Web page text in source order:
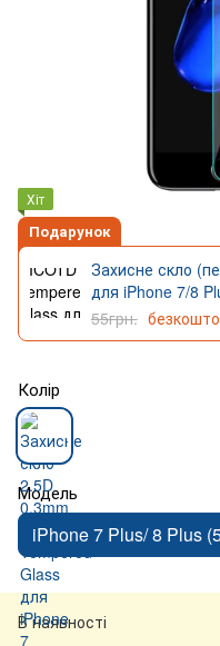
Хіт
Подарунок
Захисне скло
для iPhone 7/8
55грн.
Колір
Модель
iPhone 7 Plus/ 8 Plus
В наявності